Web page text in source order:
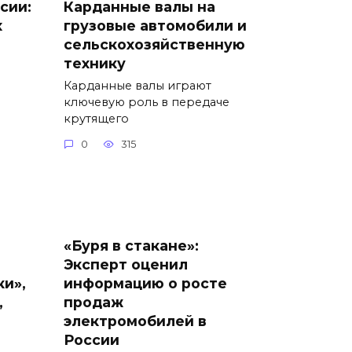
Карданные валы на
грузовые автомобили и
сельскохозяйственную
технику
Карданные валы играют
ключевую роль в передаче
крутящего
0 315
«Буря в стакане»:
Эксперт оценил
информацию о росте
продаж
электромобилей в
России